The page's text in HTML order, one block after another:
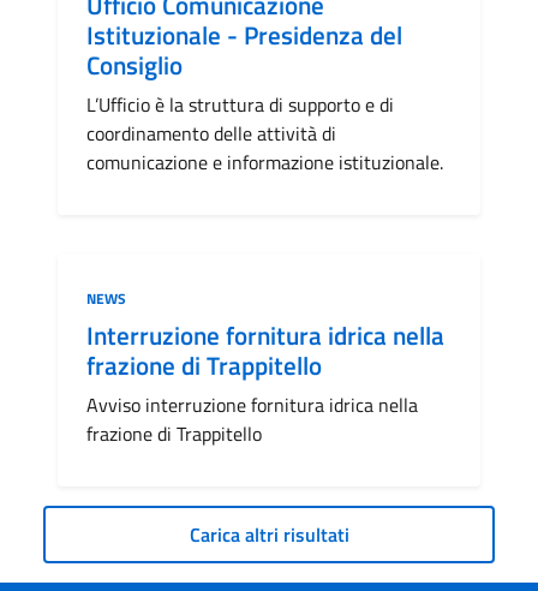
Istituzionale - Presidenza del
Consiglio
L’Ufficio è la struttura di supporto e di
coordinamento delle attività di
comunicazione e informazione istituzionale.
Categoria:
NEWS
Interruzione fornitura idrica nella
frazione di Trappitello
Avviso interruzione fornitura idrica nella
frazione di Trappitello
Carica altri risultati